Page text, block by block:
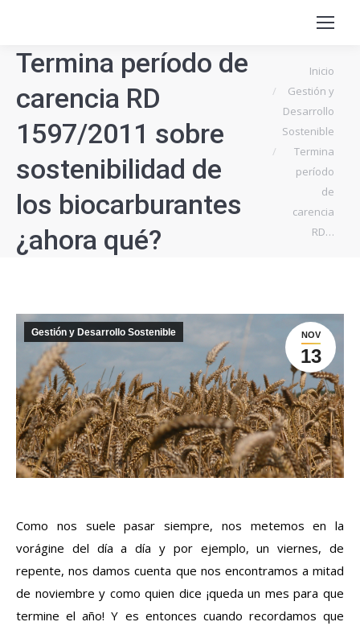
Termina período de
carencia RD
1597/2011 sobre
sostenibilidad de
los biocarburantes
¿ahora qué?
Estás aquí:Inicio
Gestión y
Desarrollo
Sostenible
Termina
período
de
carencia
RD…
NOV
13
Gestión y Desarrollo Sostenible
Como nos suele pasar siempre, nos metemos en la
vorágine del día a día y por ejemplo, un viernes, de
repente, nos damos cuenta que nos encontramos a mitad
de noviembre y como quien dice ¡queda un mes para que
termine el año! Y es entonces cuando recordamos que